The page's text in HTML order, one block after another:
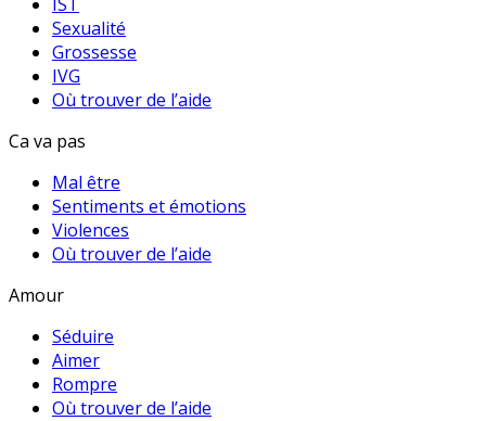
Sexualité
Grossesse
IVG
Où trouver de l’aide
Ca va pas
Mal être
Sentiments et émotions
Violences
Où trouver de l’aide
Amour
Séduire
Aimer
Rompre
Où trouver de l’aide